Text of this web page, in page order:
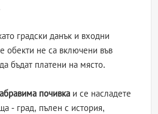
градски данък и входни
обекти не са включени във
бъдат платени на място.
почивка и се насладете
- град, пълен с история,